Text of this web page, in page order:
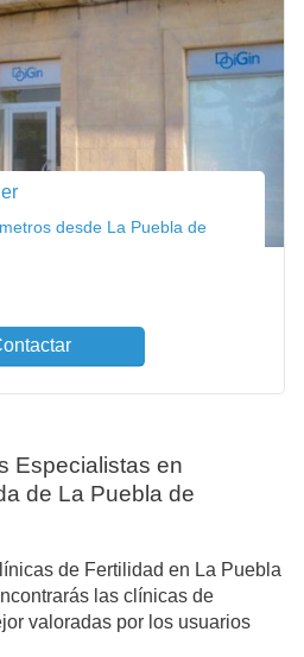
desde La Puebla de
Especialistas en
de La Puebla de
de Fertilidad en La Puebla
las clínicas de
valoradas por los usuarios